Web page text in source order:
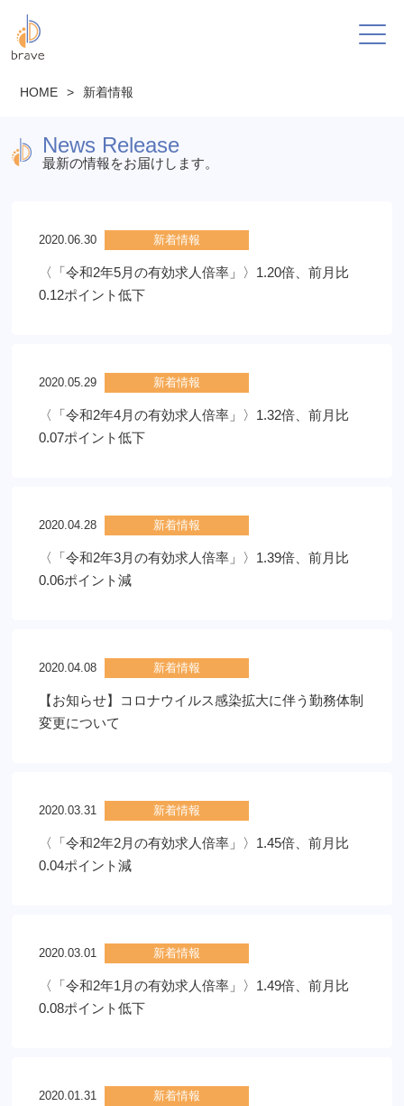
HOME > 新着情報
News Release
最新の情報をお届けします。
2020.06.30 新着情報
〈「令和2年5月の有効求人倍率」〉1.20倍、前月比
0.12ポイント低下
2020.05.29 新着情報
〈「令和2年4月の有効求人倍率」〉1.32倍、前月比
0.07ポイント低下
2020.04.28 新着情報
〈「令和2年3月の有効求人倍率」〉1.39倍、前月比
0.06ポイント減
2020.04.08 新着情報
【お知らせ】コロナウイルス感染拡大に伴う勤務体制
変更について
2020.03.31 新着情報
〈「令和2年2月の有効求人倍率」〉1.45倍、前月比
0.04ポイント減
2020.03.01 新着情報
〈「令和2年1月の有効求人倍率」〉1.49倍、前月比
0.08ポイント低下
2020.01.31 新着情報